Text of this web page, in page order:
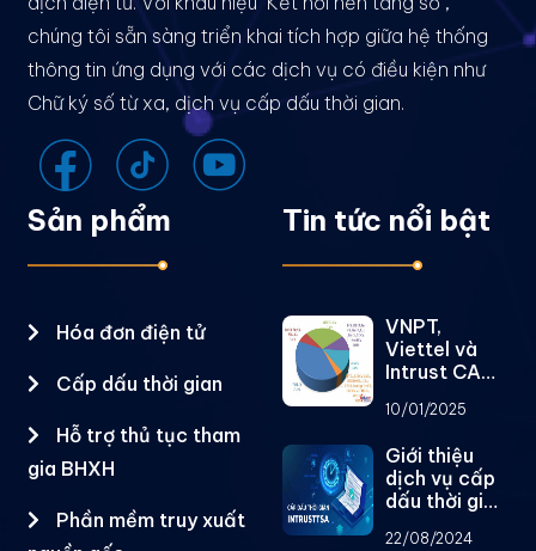
chúng tôi sẵn sàng triển khai tích hợp giữa hệ thống
thông tin ứng dụng với các dịch vụ có điều kiện như
Chữ ký số từ xa, dịch vụ cấp dấu thời gian.
Sản phẩm
Hóa đơn điện tử
Cấp dấu thời gian
Hỗ trợ thủ tục tham
gia BHXH
Phần mềm truy xuất
Tin tức nổi bật
VNPT,
Viettel và
Intrust CA
79% thị
chữ ký số
công cộng
10/01/2025
Giới thiệu
dịch vụ cấp
dấu thời gian
22/08/2024